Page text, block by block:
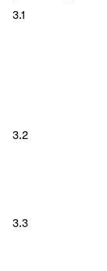
3.1
3.2
3.3